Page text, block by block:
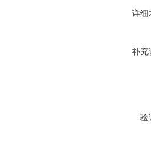
详细
补充
验